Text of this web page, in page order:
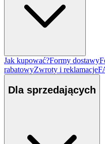
Jak kupować?Formy dostawy
rabatowyZwroty i reklamacje
Dla sprzedających